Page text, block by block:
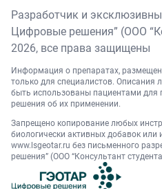
Разработчик и
Цифровые решения” (ООО
2026, все права защищены
Информация о препаратах,
только для специалистов. Описания
быть использованы пациентами для
решения об их применении.
Запрещено копирование любых
биологически активных добавок
www.lsgeotar.ru без письменного
решения” (ООО “Консультант